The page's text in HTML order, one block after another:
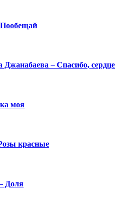
– Спасибо, сердце
моя
красные
Доля